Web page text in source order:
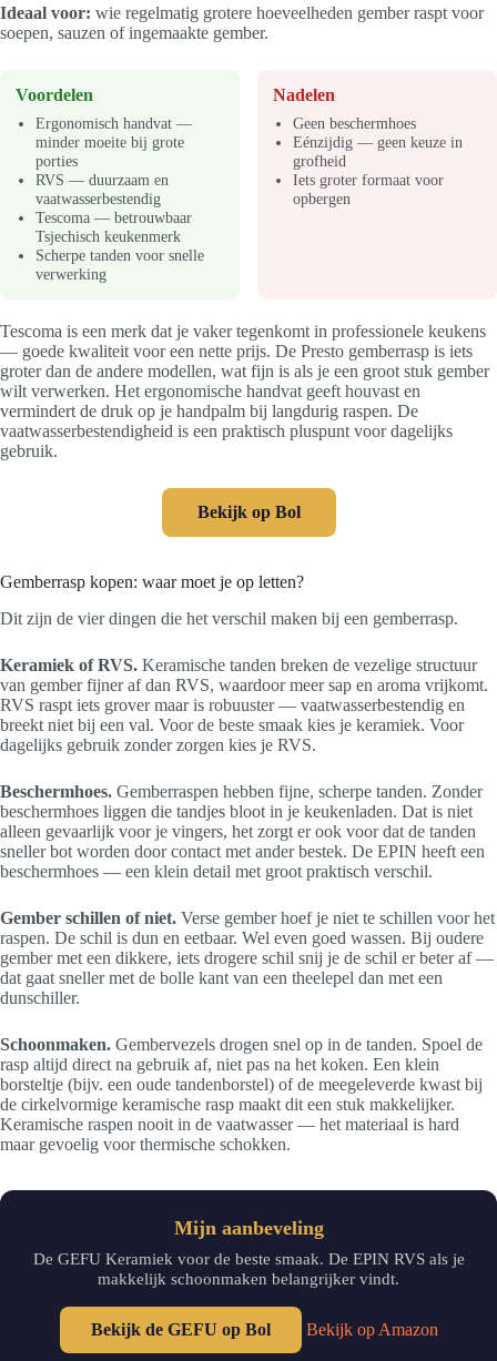
Ideaal voor: wie regelmatig grotere hoeveelheden gember raspt voor
soepen, sauzen of ingemaakte gember.
Voordelen
Ergonomisch handvat —
minder moeite bij grote
porties
RVS — duurzaam en
vaatwasserbestendig
Tescoma — betrouwbaar
Tsjechisch keukenmerk
Scherpe tanden voor snelle
verwerking
Nadelen
Geen beschermhoes
Eénzijdig — geen keuze in
grofheid
Iets groter formaat voor
opbergen
Tescoma is een merk dat je vaker tegenkomt in professionele keukens
— goede kwaliteit voor een nette prijs. De Presto gemberrasp is iets
groter dan de andere modellen, wat fijn is als je een groot stuk gember
wilt verwerken. Het ergonomische handvat geeft houvast en
vermindert de druk op je handpalm bij langdurig raspen. De
vaatwasserbestendigheid is een praktisch pluspunt voor dagelijks
gebruik.
Bekijk op Bol
Gemberrasp kopen: waar moet je op letten?
Dit zijn de vier dingen die het verschil maken bij een gemberrasp.
Keramiek of RVS. Keramische tanden breken de vezelige structuur
van gember fijner af dan RVS, waardoor meer sap en aroma vrijkomt.
RVS raspt iets grover maar is robuuster — vaatwasserbestendig en
breekt niet bij een val. Voor de beste smaak kies je keramiek. Voor
dagelijks gebruik zonder zorgen kies je RVS.
Beschermhoes. Gemberraspen hebben fijne, scherpe tanden. Zonder
beschermhoes liggen die tandjes bloot in je keukenladen. Dat is niet
alleen gevaarlijk voor je vingers, het zorgt er ook voor dat de tanden
sneller bot worden door contact met ander bestek. De EPIN heeft een
beschermhoes — een klein detail met groot praktisch verschil.
Gember schillen of niet. Verse gember hoef je niet te schillen voor het
raspen. De schil is dun en eetbaar. Wel even goed wassen. Bij oudere
gember met een dikkere, iets drogere schil snij je de schil er beter af —
dat gaat sneller met de bolle kant van een theelepel dan met een
dunschiller.
Schoonmaken. Gembervezels drogen snel op in de tanden. Spoel de
rasp altijd direct na gebruik af, niet pas na het koken. Een klein
borsteltje (bijv. een oude tandenborstel) of de meegeleverde kwast bij
de cirkelvormige keramische rasp maakt dit een stuk makkelijker.
Keramische raspen nooit in de vaatwasser — het materiaal is hard
maar gevoelig voor thermische schokken.
Mijn aanbeveling
De GEFU Keramiek voor de beste smaak. De EPIN RVS als je
makkelijk schoonmaken belangrijker vindt.
Bekijk de GEFU op Bol Bekijk op Amazon